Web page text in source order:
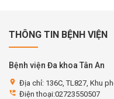
THÔNG TIN BỆNH VIỆN
Bệnh viện Đa khoa Tân An
location_on Địa chỉ: 136C, TL827, Khu
perm_phone_msg Điện thoại:02723550507